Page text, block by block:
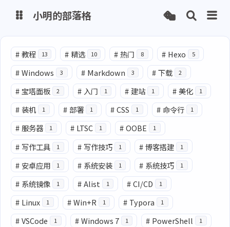
博客
网盘
小明的部落格
#教程 13 # 精选 10 #热门 8 # Hexo 5
#Windows 3 # Markdown 3 #下载 2
# 宝塔面板 2 # 入门 1 # 建站 1 # 美化 1
# 装机 1 # 部署 1 #CSS 1 # 命令行 1
#服务器 1 # LTSC 1 #OOBE 1
# 写作工具 1 # 写作技巧 1 #博客搭建 1
# 安卓应用 1 # 系统安装 1 # 系统技巧 1
# 系统镜像 1 # Alist 1 #CI/CD 1
# Linux 1 # Win+R 1 # Typora 1
#VSCode 1 # Windows 7 1 # PowerShell 1